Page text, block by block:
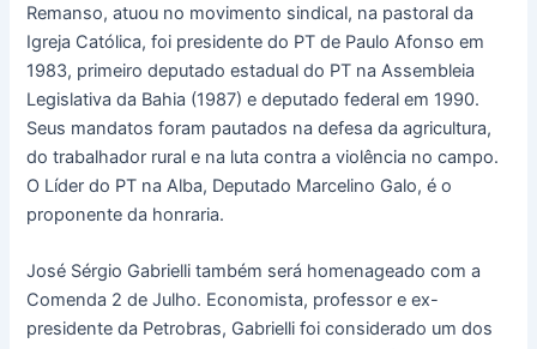
Remanso, atuou no movimento sindical, na pastoral da
Igreja Católica, foi presidente do PT de Paulo Afonso em
1983, primeiro deputado estadual do PT na Assembleia
Legislativa da Bahia (1987) e deputado federal em 1990.
Seus mandatos foram pautados na defesa da agricultura,
do trabalhador rural e na luta contra a violência no campo.
O Líder do PT na Alba, Deputado Marcelino Galo, é o
proponente da honraria.
José Sérgio Gabrielli também será homenageado com a
Comenda 2 de Julho. Economista, professor e ex-
presidente da Petrobras, Gabrielli foi considerado um dos